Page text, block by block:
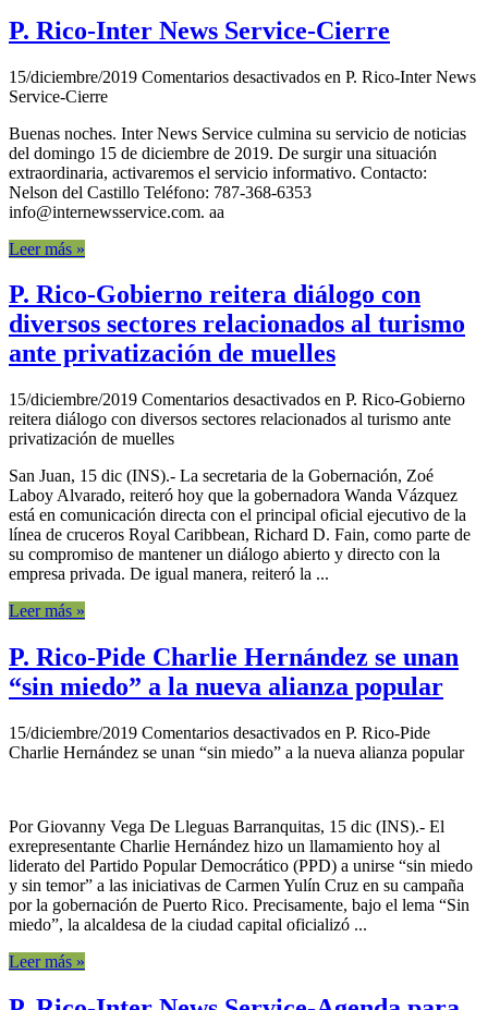
P. Rico-Inter News Service-Cierre
15/diciembre/2019 Comentarios desactivados en P. Rico-Inter News
Service-Cierre
Buenas noches. Inter News Service culmina su servicio de noticias
del domingo 15 de diciembre de 2019. De surgir una situación
extraordinaria, activaremos el servicio informativo. Contacto:
Nelson del Castillo Teléfono: 787-368-6353
info@internewsservice.com. aa
Leer más »
P. Rico-Gobierno reitera diálogo con
diversos sectores relacionados al turismo
ante privatización de muelles
15/diciembre/2019 Comentarios desactivados en P. Rico-Gobierno
reitera diálogo con diversos sectores relacionados al turismo ante
privatización de muelles
San Juan, 15 dic (INS).- La secretaria de la Gobernación, Zoé
Laboy Alvarado, reiteró hoy que la gobernadora Wanda Vázquez
está en comunicación directa con el principal oficial ejecutivo de la
línea de cruceros Royal Caribbean, Richard D. Fain, como parte de
su compromiso de mantener un diálogo abierto y directo con la
empresa privada. De igual manera, reiteró la ...
Leer más »
P. Rico-Pide Charlie Hernández se unan
“sin miedo” a la nueva alianza popular
15/diciembre/2019 Comentarios desactivados en P. Rico-Pide
Charlie Hernández se unan “sin miedo” a la nueva alianza popular
Por Giovanny Vega De Lleguas Barranquitas, 15 dic (INS).- El
exrepresentante Charlie Hernández hizo un llamamiento hoy al
liderato del Partido Popular Democrático (PPD) a unirse “sin miedo
y sin temor” a las iniciativas de Carmen Yulín Cruz en su campaña
por la gobernación de Puerto Rico. Precisamente, bajo el lema “Sin
miedo”, la alcaldesa de la ciudad capital oficializó ...
Leer más »